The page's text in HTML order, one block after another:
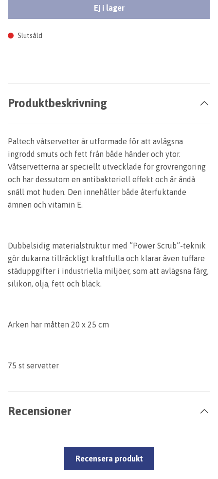
Ej i lager
Slutsåld
Produktbeskrivning
Paltech våtservetter är utformade för att avlägsna
ingrodd smuts och fett från både händer och ytor.
Våtservetterna är speciellt utvecklade för grovrengöring
och har dessutom en antibakteriell effekt och är ändå
snäll mot huden. Den innehåller både återfuktande
ämnen och vitamin E.
Dubbelsidig materialstruktur med ”Power Scrub”-teknik
gör dukarna tillräckligt kraftfulla och klarar även tuffare
städuppgifter i industriella miljöer, som att avlägsna färg,
silikon, olja, fett och bläck.
Arken har måtten 20 x 25 cm
75 st servetter
Recensioner
Recensera produkt